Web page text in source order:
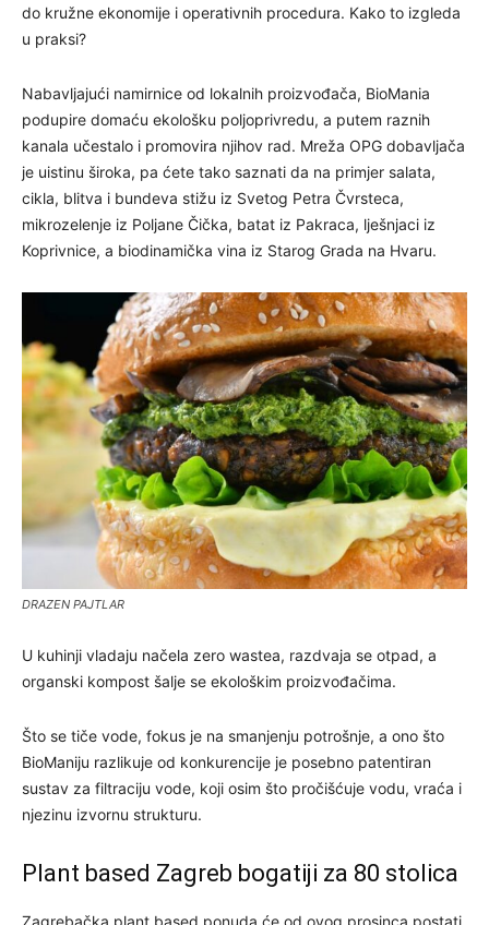
do kružne ekonomije i operativnih procedura. Kako to izgleda
u praksi?
Nabavljajući namirnice od lokalnih proizvođača, BioMania
podupire domaću ekološku poljoprivredu, a putem raznih
kanala učestalo i promovira njihov rad. Mreža OPG dobavljača
je uistinu široka, pa ćete tako saznati da na primjer salata,
cikla, blitva i bundeva stižu iz Svetog Petra Čvrsteca,
mikrozelenje iz Poljane Čička, batat iz Pakraca, lješnjaci iz
Koprivnice, a biodinamička vina iz Starog Grada na Hvaru.
DRAZEN PAJTLAR
U kuhinji vladaju načela zero wastea, razdvaja se otpad, a
organski kompost šalje se ekološkim proizvođačima.
Što se tiče vode, fokus je na smanjenju potrošnje, a ono što
BioManiju razlikuje od konkurencije je posebno patentiran
sustav za filtraciju vode, koji osim što pročišćuje vodu, vraća i
njezinu izvornu strukturu.
Plant based Zagreb bogatiji za 80 stolica
Zagrebačka plant based ponuda će od ovog prosinca postati